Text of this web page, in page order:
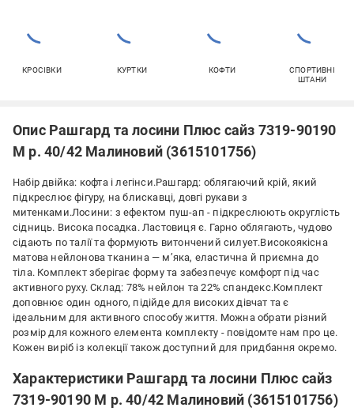
КРОСІВКИ КУРТКИ КОФТИ
СПОРТИВНІ
ШТАНИ
Опис Рашгард та лосини Плюс сайз 7319-90190
M р. 40/42 Малиновий (3615101756)
Набір двійка: кофта і легінси.Рашгард: облягаючий крій, який
підкреслює фігуру, на блискавці, довгі рукави з
митенками.Лосини: з ефектом пуш-ап - підкреслюють округлість
сідниць. Висока посадка. Ластовиця є. Гарно облягають, чудово
сідають по талії та формують витончений силует.Високоякісна
матова нейлонова тканина — м’яка, еластична й приємна до
тіла. Комплект зберігає форму та забезпечує комфорт під час
активного руху. Склад: 78% нейлон та 22% спандекс.Комплект
доповнює один одного, підійде для високих дівчат та є
ідеальним для активного способу життя. Можна обрати різний
розмір для кожного елемента комплекту - повідомте нам про це.
Кожен виріб із колекції також доступний для придбання окремо.
Характеристики Рашгард та лосини Плюс сайз
7319-90190 M р. 40/42 Малиновий (3615101756)